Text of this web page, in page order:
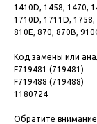
1410D, 1458, 1470,
1710D, 1711D, 1758,
810E, 870, 870B,
Код замены или
F719481 (719481)
F719488 (719488)
1180724
Обратите